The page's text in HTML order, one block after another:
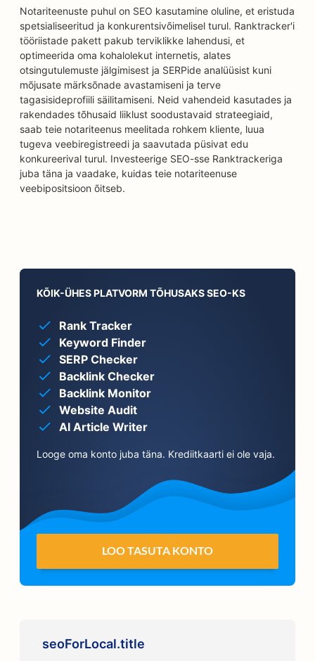
Notariteenuste puhul on SEO kasutamine oluline, et eristuda
spetsialiseeritud ja konkurentsivõimelisel turul. Ranktracker'i
tööriistade pakett pakub terviklikke lahendusi, et
optimeerida oma kohalolekut internetis, alates
otsingutulemuste jälgimisest ja SERPide analüüsist kuni
mõjusate märksõnade avastamiseni ja terve
tagasisideprofiili säilitamiseni. Neid vahendeid kasutades ja
rakendades tõhusaid liiklust soodustavaid strateegiaid,
saab teie notariteenus meelitada rohkem kliente, luua
tugeva veebiregistreedi ja saavutada püsivat edu
konkureerival turul. Investeerige SEO-sse Ranktrackeriga
juba täna ja vaadake, kuidas teie notariteenuse
veebipositsioon õitseb.
KÕIK-ÜHES PLATVORM TÕHUSAKS SEO-KS
Rank Tracker
Keyword Finder
SERP Checker
Backlink Checker
Backlink Monitor
Website Audit
AI Article Writer
Looge oma konto juba täna. Krediitkaarti ei ole vaja.
LOO TASUTA KONTO
seoForLocal.title